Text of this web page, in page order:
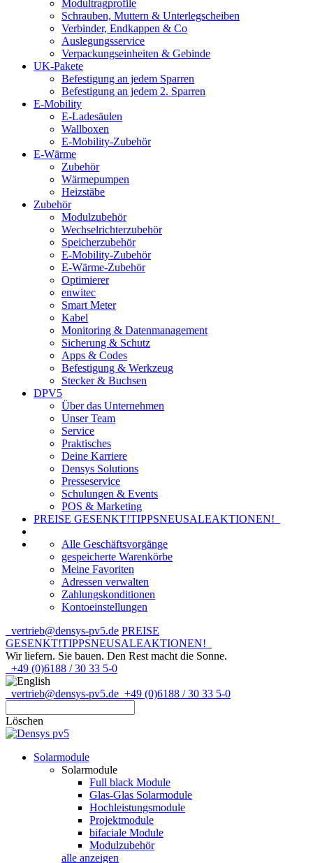
Modultragprofile
Schrauben, Muttern & Unterlegscheiben
Verbinder, Endkappen & Co
Auslegungsservice
Verpackungseinheiten & Gebinde
UK-Pakete
Befestigung an jedem Sparren
Befestigung an jedem 2. Sparren
E-Mobility
E-Ladesäulen
Wallboxen
E-Mobility-Zubehör
E-Wärme
Zubehör
Wärmepumpen
Heizstäbe
Zubehör
Modulzubehör
Wechselrichterzubehör
Speicherzubehör
E-Mobility-Zubehör
E-Wärme-Zubehör
Optimierer
enwitec
Smart Meter
Kabel
Monitoring & Datenmanagement
Sicherung & Schutz
Apps & Codes
Befestigung & Werkzeug
Stecker & Buchsen
DPV5
Über das Unternehmen
Unser Team
Service
Praktisches
Deine Karriere
Densys Solutions
Presseservice
Schulungen & Events
POS & Marketing
PREISE GESENKT!TIPPSNEUSALEAKTIONEN!
Alle Geschäftsvorgänge
gespeicherte Warenkörbe
Meine Favoriten
Adressen verwalten
Zahlungskonditionen
Kontoeinstellungen
vertrieb@densys-pv5.de PREISE
GESENKT!TIPPSNEUSALEAKTIONEN!
Wir liefern. Sie bauen. Den Rest macht die Sonne.
+49 (0)6188 / 30 33 5-0
vertrieb@densys-pv5.de +49 (0)6188 / 30 33 5-0
Löschen
Solarmodule
Solarmodule
Full black Module
Glas-Glas Solarmodule
Hochleistungsmodule
Projektmodule
bifaciale Module
Modulzubehör
alle anzeigen